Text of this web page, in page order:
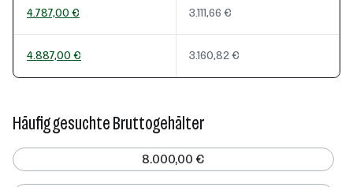
4.787,00 € 3.111,66 €
4.887,00 € 3.160,82 €
Häufig gesuchte Bruttogehälter
8.000,00 €